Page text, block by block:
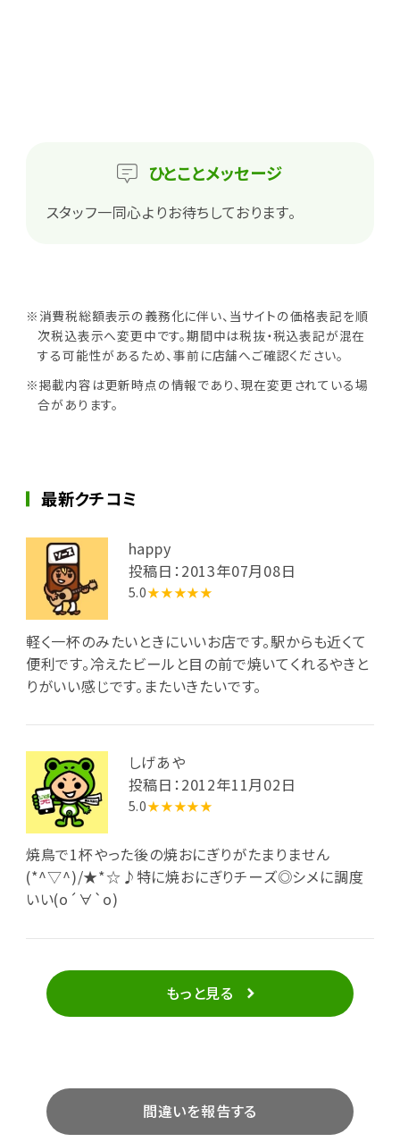
ひとことメッセージ
スタッフ一同心よりお待ちしております。
※消費税総額表示の義務化に伴い、当サイトの価格表記を順
次税込表示へ変更中です。期間中は税抜・税込表記が混在
する可能性があるため、事前に店舗へご確認ください。
※掲載内容は更新時点の情報であり、現在変更されている場
合があります。
最新クチコミ
happy
投稿日：2013年07月08日
5.0★★★★★
軽く一杯のみたいときにいいお店です。駅からも近くて
便利です。冷えたビールと目の前で焼いてくれるやきと
りがいい感じです。またいきたいです。
しげあや
投稿日：2012年11月02日
5.0★★★★★
焼鳥で1杯やった後の焼おにぎりがたまりません
(*^▽^)/★*☆♪特に焼おにぎりチーズ◎シメに調度
いい(о´∀`о)
もっと見る
間違いを報告する